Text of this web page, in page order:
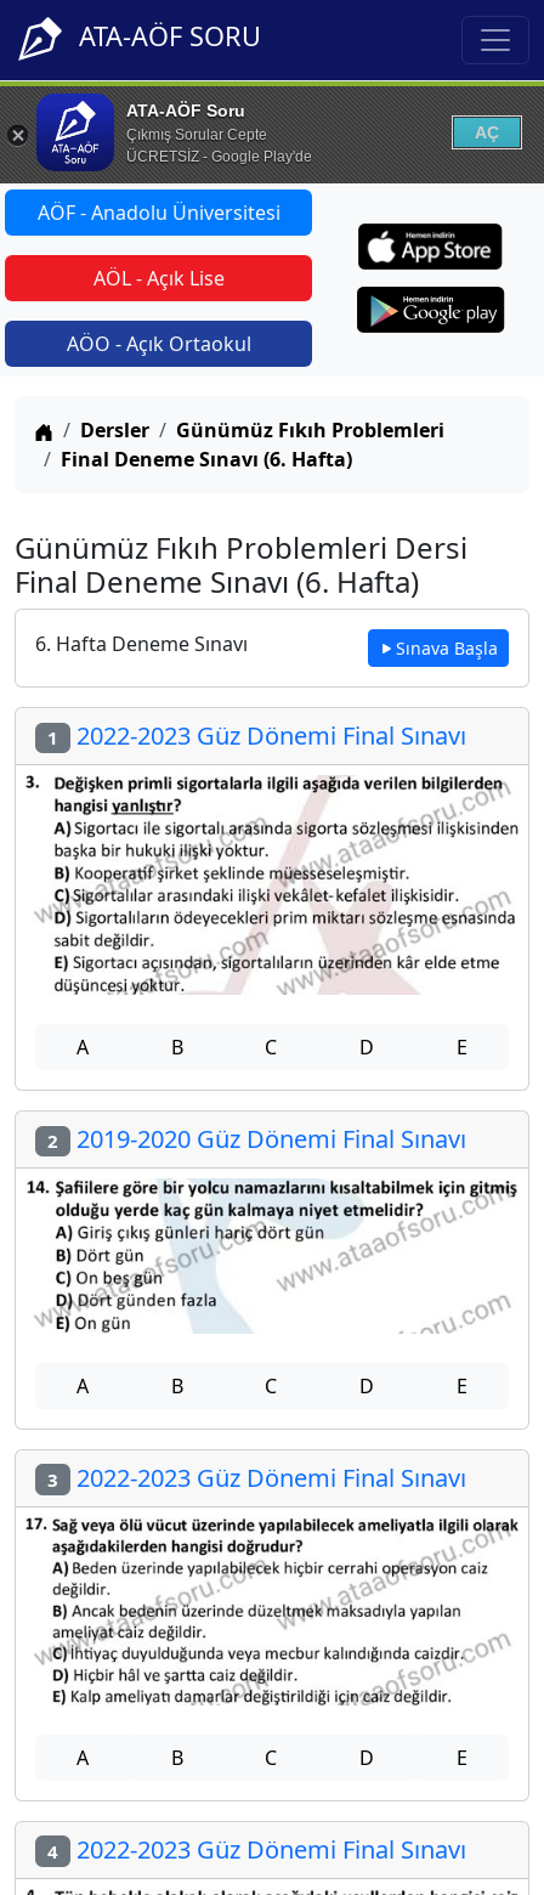
ATA-AÖF SORU
ATA-AÖF Soru
Çıkmış Sorular Cepte
ÜCRETSİZ - Google Play'de
AÇ
AÖF - Anadolu Üniversitesi
AÖL - Açık Lise
AÖO - Açık Ortaokul
Anasayfa
Dersler
Günümüz Fıkıh Problemleri
Final Deneme Sınavı (6. Hafta)
Günümüz Fıkıh Problemleri Dersi
Final Deneme Sınavı (6. Hafta)
6. Hafta Deneme Sınavı Sınava Başla
1 2022-2023 Güz Dönemi Final Sınavı
A B C D E
2 2019-2020 Güz Dönemi Final Sınavı
A B C D E
3 2022-2023 Güz Dönemi Final Sınavı
A B C D E
4 2022-2023 Güz Dönemi Final Sınavı